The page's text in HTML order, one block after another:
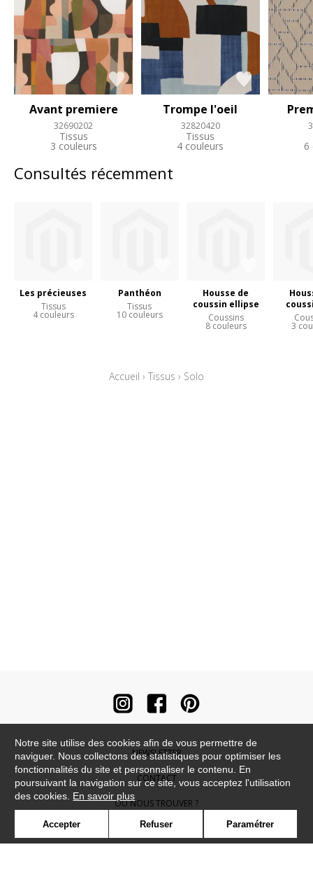
Avant premiere
32690202
Tissus
3 couleurs
Trompe l'oeil
32820420
Tissus
4 couleurs 6
Consultés récemment
Les précieuses
Tissus
4 couleurs
Panthéon
Tissus
10 couleurs
Housse de
coussin ellipse
Coussins
8 couleurs 3
Accueil › Tissus › Solo
NEWSLETTER
CONTACT
OÙ NOUS TROUVER ?
CONTRACT
Notre site utilise des cookies afin de vous permettre de
naviguer. Nous collectons des statistiques pour optimiser les
fonctionnalités du site et personnaliser le contenu. En
poursuivant la navigation sur ce site, vous acceptez l'utilisation
des cookies. En savoir plus
Accepter Refuser Paramétrer